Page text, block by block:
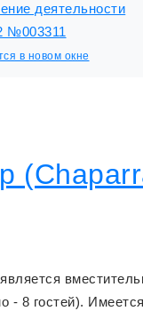
деятельности
№003311
в новом окне
- 8 гостей).